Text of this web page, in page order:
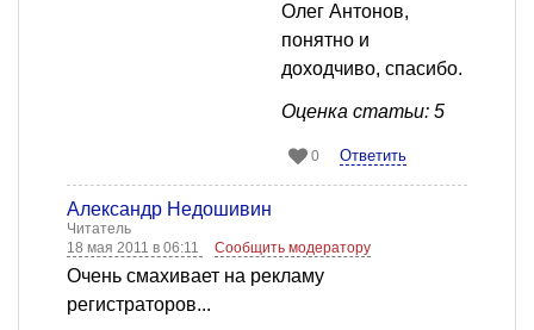
Олег Антонов,
понятно и
доходчиво, спасибо.
Оценка статьи: 5
0 Ответить
Александр Недошивин
Читатель
18 мая 2011 в 06:11
Сообщить модератору
Очень смахивает на рекламу
регистраторов...